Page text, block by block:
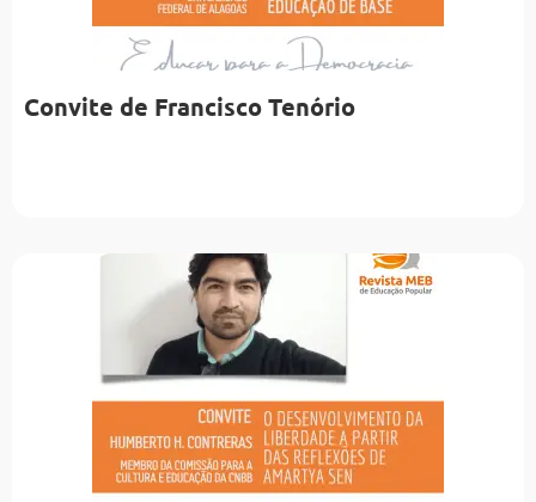
Convite de Francisco Tenório